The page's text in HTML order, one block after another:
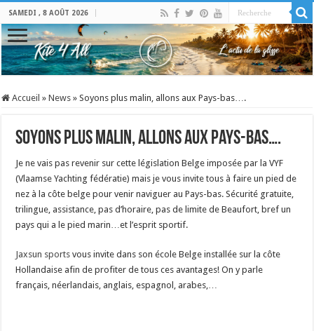
SAMEDI , 8 AOÛT 2026
Accueil » News » Soyons plus malin, allons aux Pays-bas….
Soyons plus malin, allons aux Pays-bas….
Je ne vais pas revenir sur cette législation Belge imposée par la VYF
(Vlaamse Yachting fédératie) mais je vous invite tous à faire un pied de
nez à la côte belge pour venir naviguer au Pays-bas. Sécurité gratuite,
trilingue, assistance, pas d’horaire, pas de limite de Beaufort, bref un
pays qui a le pied marin…et l’esprit sportif.
Jaxsun sports vous invite dans son école Belge installée sur la côte
Hollandaise afin de profiter de tous ces avantages! On y parle
français, néerlandais, anglais, espagnol, arabes,…